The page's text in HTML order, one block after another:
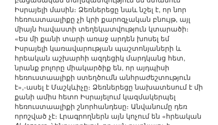
Իսրայելի մասին։ Ձեռներեցը նաև նշել է, որ նոր
հեռուստաալիքը չի կրի քարոզչական բնույթ, այլ
միայն հավաստի տեղեկատվություն կտարածի։
«Ես մի քանի տարի առաջ արդեն խոսել եմ
Իսրայելի կառավարության պաշտոնյաների և
հրեական աշխարհի ազդեցիկ մարդկանց հետ,
նրանք բոլորը միակարծիք են, որ այդպիսի
հեռուստաալիքի ստեղծումն անհրաժեշտություն
է»,-ասել է Մաշկևիչը։ Ձեռներեցը նախատեսում է մի
քանի ամիս հետո Իսրայելում կազմակերպել
հեռուստաալիքի շնորհանդեսը։ Անվանումը դեռ
որոշված չէ։ Լրագրողներն այն կոչում են «հրեական